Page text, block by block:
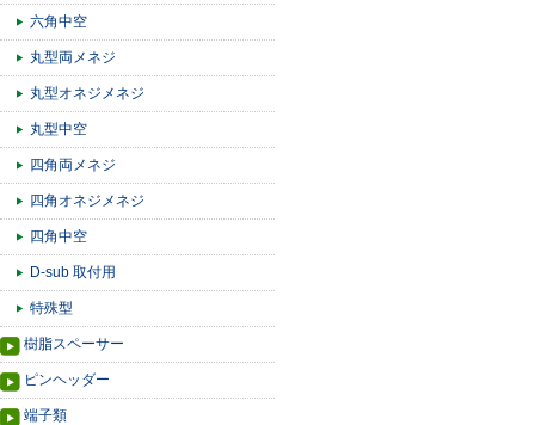
六角中空
丸型両メネジ
丸型オネジメネジ
丸型中空
四角両メネジ
四角オネジメネジ
四角中空
D-sub 取付用
特殊型
樹脂スペーサー
ピンヘッダー
端子類